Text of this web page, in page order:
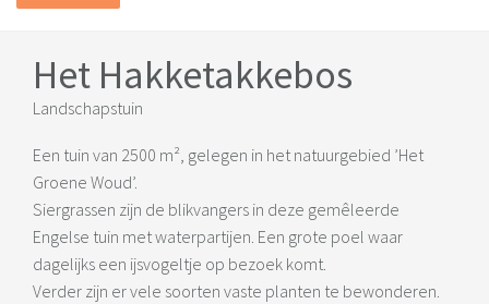
Het Hakketakkebos
Landschapstuin
Een tuin van 2500 m², gelegen in het natuurgebied ’Het
Groene Woud’.
Siergrassen zijn de blikvangers in deze gemêleerde
Engelse tuin met waterpartijen. Een grote poel waar
dagelijks een ijsvogeltje op bezoek komt.
Verder zijn er vele soorten vaste planten te bewonderen.